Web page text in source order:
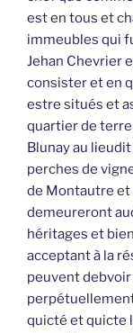
est en tous et
immeubles qui
Jehan Chevrier
consister et en
estre situés et
quartier de terre
Blunay au
perches de
de Montautre et
demeureront
héritages et
acceptant à la
peuvent
quicté et quicte